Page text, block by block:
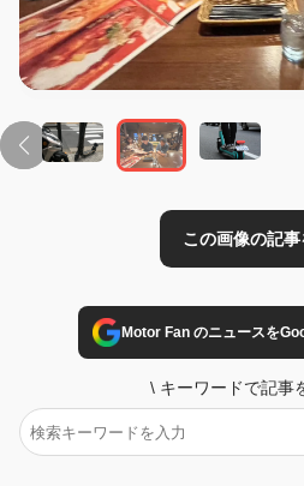
この画像の記事を読む
Motor Fan のニュースを
\ キーワードで記事